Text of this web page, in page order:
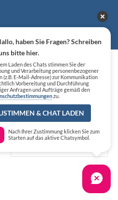
Sicher einkaufen
haben Sie Fragen? Schreiben
bitte hier.
Laden des Chats stimmen Sie der
und Verarbeitung personenbezogener
(z.B. E-Mail-Adresse) zur Kommunikation
Vorbereitung und Durchführung
Anfragen und Aufträge gemäß den
zu.
& CHAT LADEN
Nach Ihrer Zustimmung klicken Sie zum
Starten auf das aktive Chatsymbol.